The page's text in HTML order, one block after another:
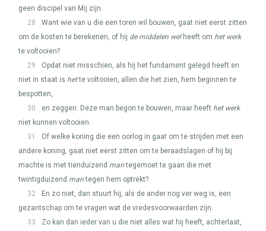
geen discipel van Mij zijn.
28
Want wie van u die een toren wil bouwen, gaat niet eerst zitten
om de kosten te berekenen, of hij de middelen welheeft om het werk
te voltooien?
29
Opdat niet misschien, als hij het fundament gelegd heeft en
niet in staat is hette voltooien, allen die het zien, hem beginnen te
bespotten,
30
en zeggen: Deze man begon te bouwen, maar heeft het werk
niet kunnen voltooien.
31
Of welke koning die een oorlog in gaat om te strijden met een
andere koning, gaat niet eerst zitten om te beraadslagen of hij bij
machte is met tienduizend mantegemoet te gaan die met
twintigduizend mantegen hem optrekt?
32
En zo niet, dan stuurt hij, als de ander nog ver weg is, een
gezantschap om te vragen wat de vredesvoorwaarden zijn.
33
Zo kan dan ieder van u die niet alles wat hij heeft, achterlaat,